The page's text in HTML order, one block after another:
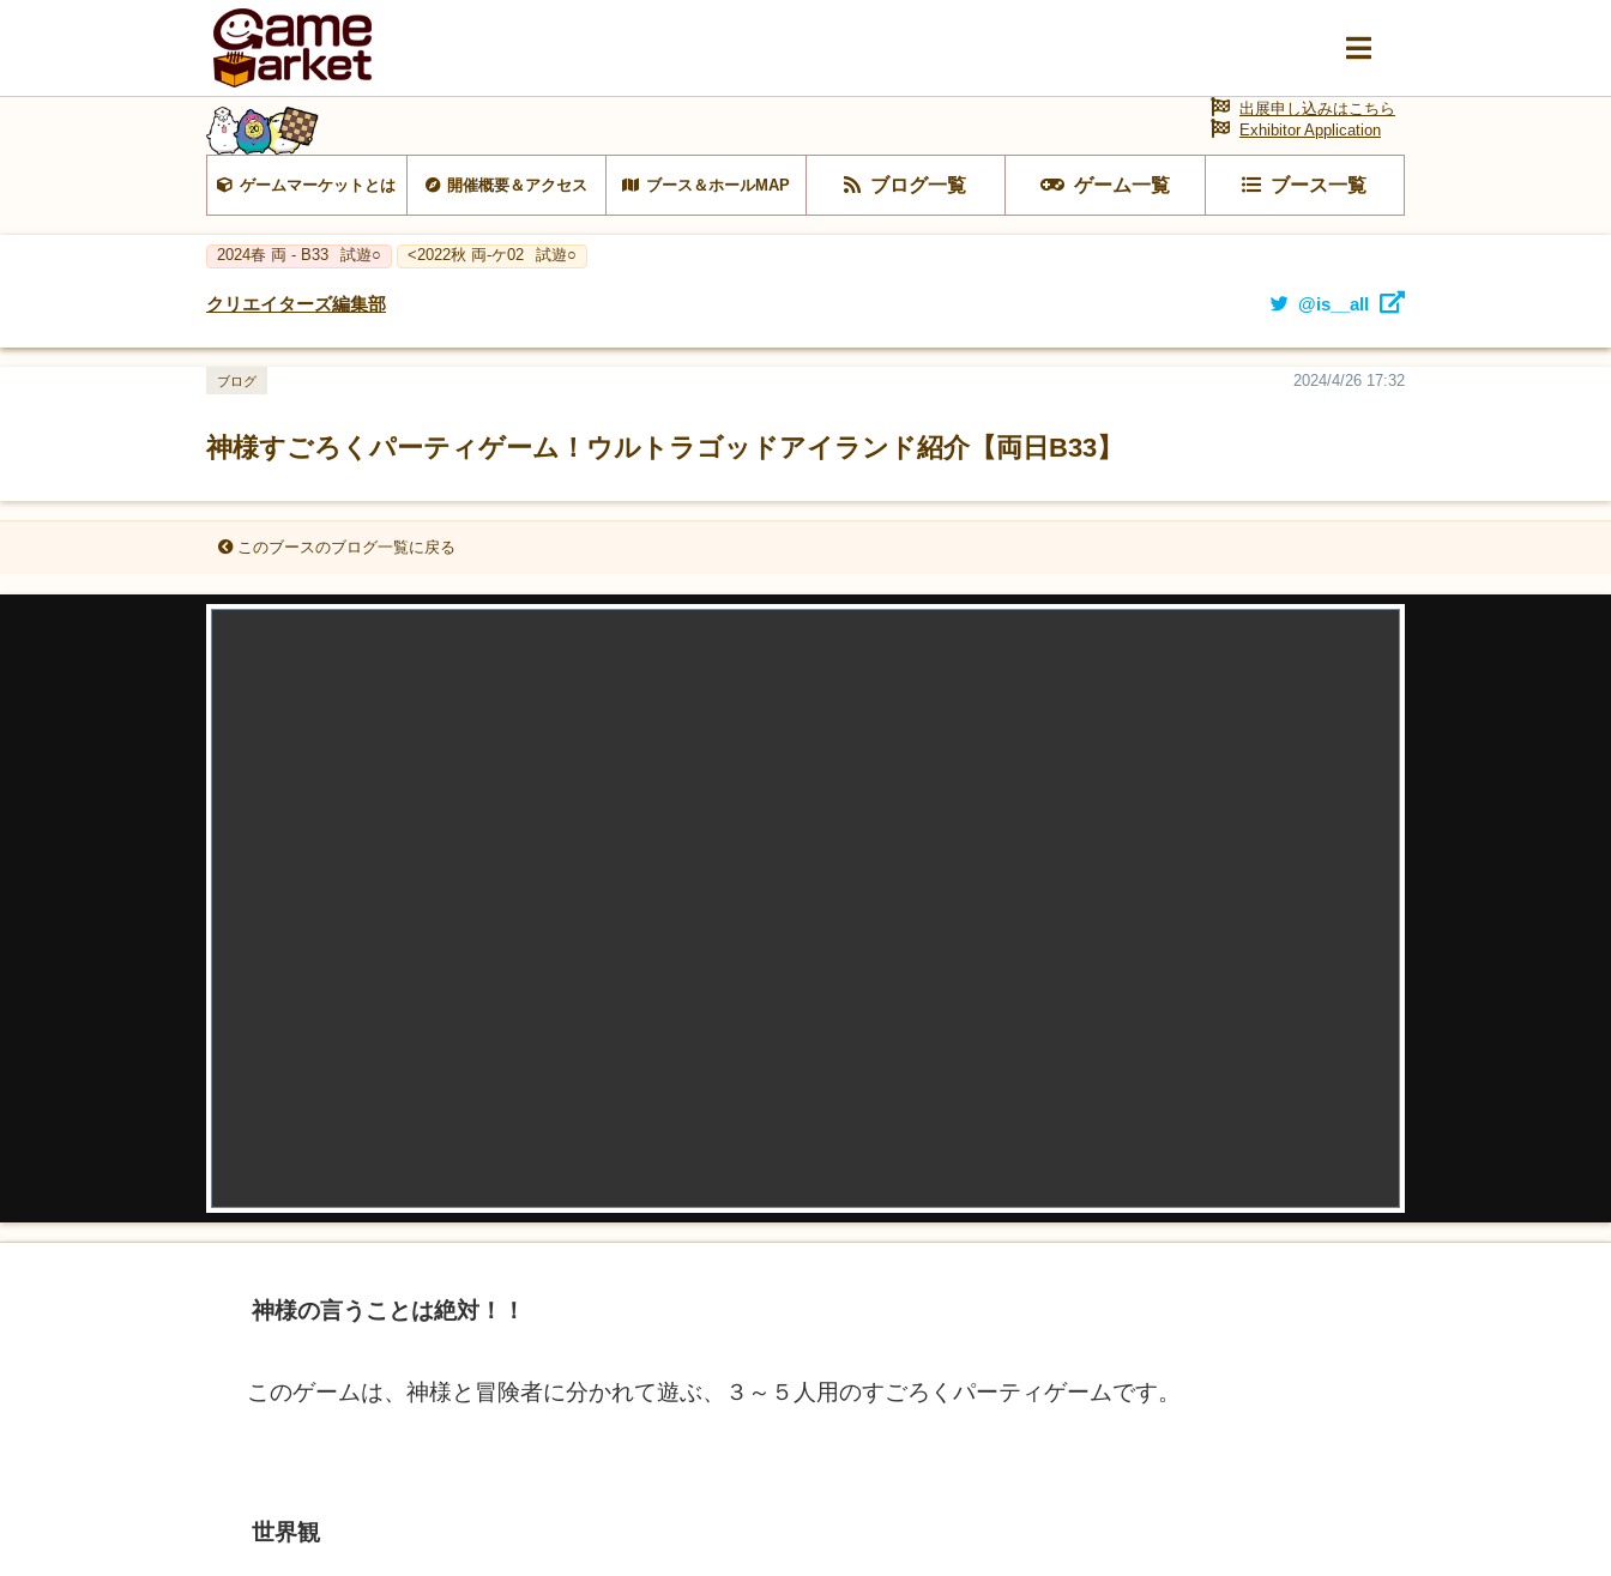
ゲームマーケットとは 開催概要＆アクセス ブース＆ホールMAP ブログ一覧 ゲーム一覧 ブース一覧
出展申し込みはこちら
Exhibitor Application
2024春 両 - B33 試遊○ <2022秋 両-ケ02 試遊○
クリエイターズ編集部 @is__all
神様すごろくパーティゲーム！ウルトラゴッドアイランド紹介【両日B33】
2024/4/26 17:32
ブログ
このブースのブログ一覧に戻る
神様の言うことは絶対！！
このゲームは、神様と冒険者に分かれて遊ぶ、３～５人用のすごろくパーティゲームです。
世界観